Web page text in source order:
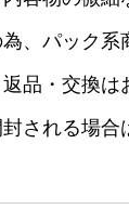
、パック
品・交換は
される場合